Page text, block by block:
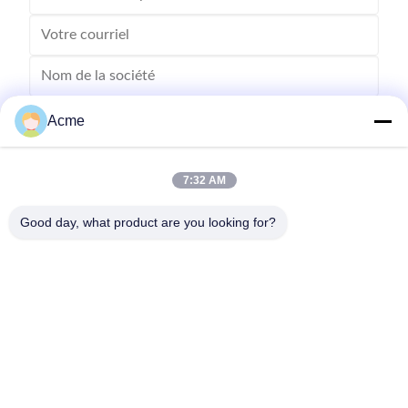
Envoyez
Acme
7:32 AM
Good day, what product are you looking for?